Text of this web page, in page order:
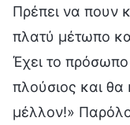
Πρέπει να πουν
πλατύ μέτωπο
Έχει το πρόσωπο
πλούσιος και
μέλλον!»